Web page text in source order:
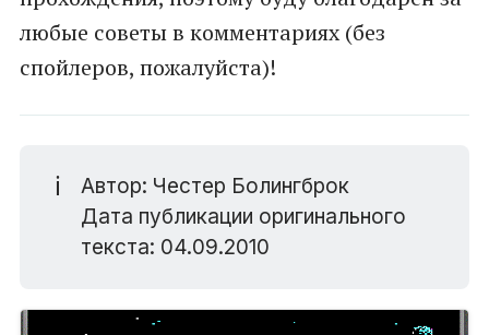
любые советы в комментариях (без
спойлеров, пожалуйста)!
ℹ️
Автор: Честер Болингброк
Дата публикации оригинального
текста: 04.09.2010